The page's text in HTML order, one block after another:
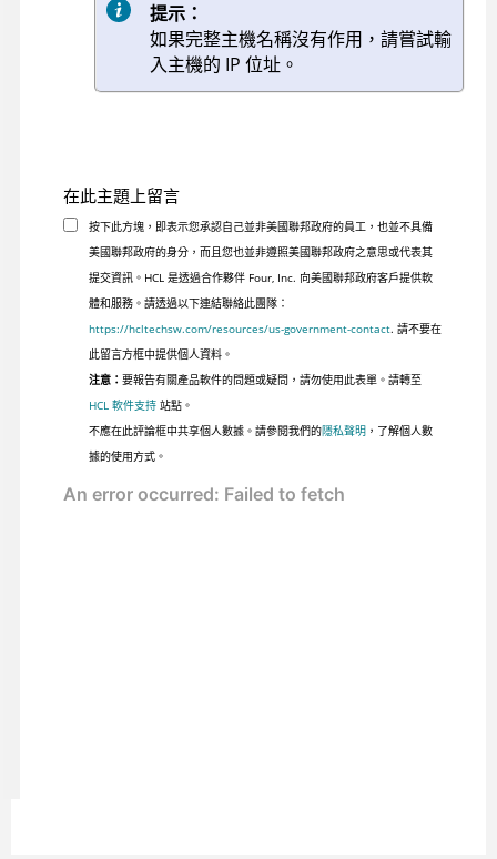
提示：
如果完整主機名稱沒有作用，請嘗試輸
入主機的 IP 位址。
在此主題上留言
按下此方塊，即表示您承認自己並非美國聯邦政府的員工，也並不具備
美國聯邦政府的身分，而且您也並非遵照美國聯邦政府之意思或代表其
提交資訊。HCL 是透過合作夥伴 Four, Inc. 向美國聯邦政府客戶提供軟
體和服務。請透過以下連結聯絡此團隊：
https://hcltechsw.com/resources/us-government-contact. 請不要在
此留言方框中提供個人資料。
注意： 要報告有關產品軟件的問題或疑問，請勿使用此表單。請轉至
HCL 軟件支持站點。
不應在此評論框中共享個人數據。請參閱我們的隱私聲明 ，了解個人數
據的使用方式。